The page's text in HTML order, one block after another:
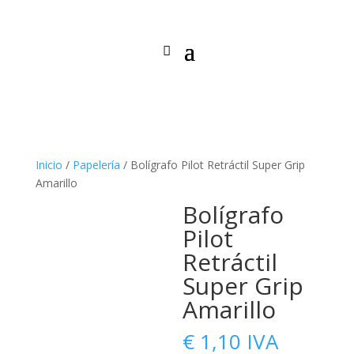
Inicio / Papelería / Bolígrafo Pilot Retráctil Super Grip
Amarillo
Bolígrafo
Pilot
Retráctil
Super Grip
Amarillo
€ 1,10 IVA